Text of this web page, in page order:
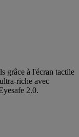
grâce à l'écran tactile
riche avec
2.0.